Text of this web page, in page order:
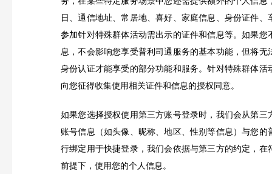
日、通信地址、常居地、喜好、家庭信息、身份证件、
参加针对特殊群体活动需出示的证件和信息等。如果您
息，不会影响您享受普利司通服务的基本功能，但将无
身份认证才能享受的部分功能和服务。针对特殊群体活
向您征得收集使用相关证件和信息的授权同意。
如果您选择授权使用第三方账号登录时，我们会从第三
账号信息（如头像、昵称、地区、性别等信息）与您的
行绑定用于快捷登录，我们会依据与第三方的约定，在
前提下，使用您的个人信息。